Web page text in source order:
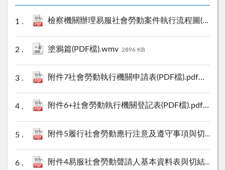
檢察機關辦理易服社會勞動案件執行流程圖(PDF檔).pdf
塗鴉篇(PDF檔).wmv 2896 KB
附件7社會勞動執行機關申請表(PDF檔).pdf 125 KB
附件6+社會勞動執行機關登記表(PDF檔).pdf 122
附件5履行社會勞動應行注意及遵守事項與切結書(PDF檔).pdf
附件4易服社會勞動聲請人基本資料表與切結書(PDF檔).pdf